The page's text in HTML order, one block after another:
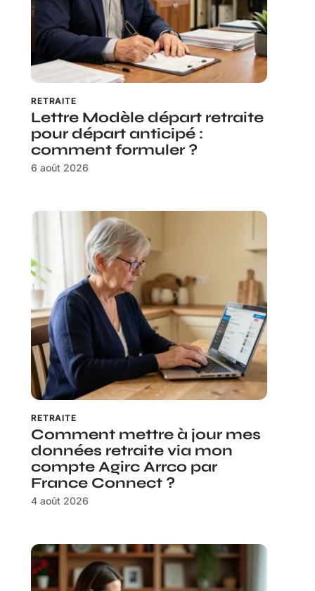
RETRAITE
Lettre Modèle départ retraite
pour départ anticipé :
comment formuler ?
6 août 2026
RETRAITE
Comment mettre à jour mes
données retraite via mon
compte Agirc Arrco par
France Connect ?
4 août 2026